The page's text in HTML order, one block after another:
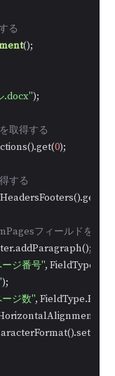
る
();
.docx");
取得する
0);
する
フィールドを追
ジ番号",
);
ジ数",